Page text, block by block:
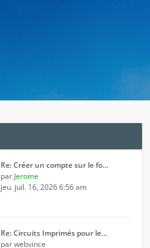
Re: Créer un compte sur le fo…
par Jerome
jeu. juil. 16, 2026 6:56 am
Re: Circuits Imprimés pour le…
parwebvince